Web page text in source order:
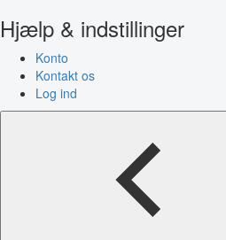
Hjælp & indstillinger
Konto
Kontakt os
Log ind